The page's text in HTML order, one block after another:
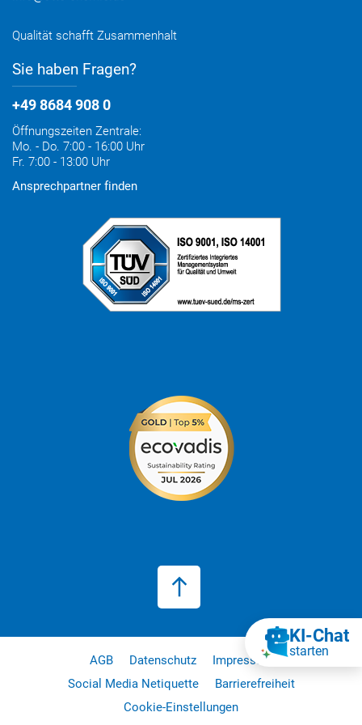
Qualität schafft Zusammenhalt
Sie haben Fragen?
+49 8684 908 0
Öffnungszeiten Zentrale:
Mo. - Do. 7:00 - 16:00 Uhr
Fr. 7:00 - 13:00 Uhr
Ansprechpartner finden
AGB Datenschutz
Impressum
Social Media Netiquette
Barrierefreiheit
Cookie-Einstellungen
KI‑Chat
starten